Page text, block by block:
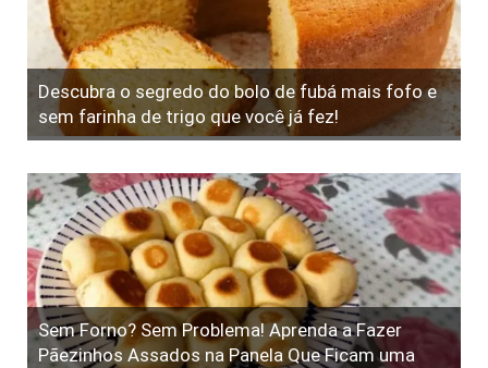
Descubra o segredo do bolo de fubá mais fofo e
sem farinha de trigo que você já fez!
Sem Forno? Sem Problema! Aprenda a Fazer
Pãezinhos Assados na Panela Que Ficam uma